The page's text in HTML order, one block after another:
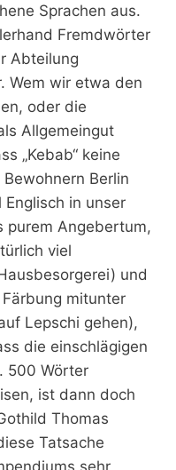
Sprachen aus.
Fremdwörter
Abteilung
Wem wir etwa den
oder die
Allgemeingut
„Kebab“ keine
Berlin
in unser
purem Angebertum,
viel
und
mitunter
Lepschi gehen),
die einschlägigen
500 Wörter
ist dann doch
Thomas
Tatsache
sehr